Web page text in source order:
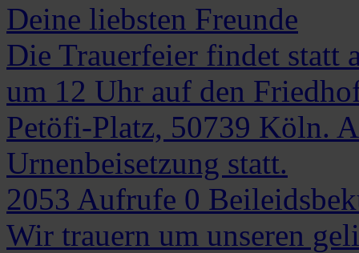
Deine liebsten Freunde
Die Trauerfeier findet statt
um 12 Uhr auf den
Petöfi-Platz, 50739 Köln.
Urnenbeisetzung statt.
2053 Aufrufe 0
Wir trauern um unseren